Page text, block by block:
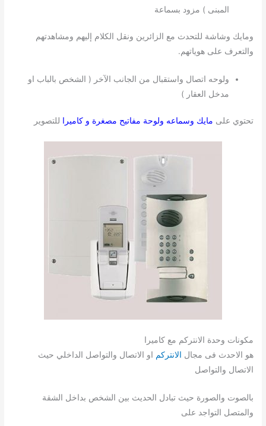
المبنى ) مزود بسماعة
ومايك وشاشة للتحدث مع الزائرين ونقل الكلام إليهم ومشاهدتهم
والتعرف على هوياتهم.
ولوحه اتصال واستقبال من الجانب الآخر ( الشخص بالباب او
مدخل العقار )
تحتوي على مايك وسماعه ولوحة مفاتيح مصغرة و كاميرا للتصوير
مكونات وحدة الانتركم مع كاميرا
هو الاحدث فى مجال الانتركم او الاتصال والتواصل الداخلي حيث
الاتصال والتواصل
بالصوت والصورة حيث تبادل الحديث بين الشخص بداخل الشقة
والمتصل التواجد على